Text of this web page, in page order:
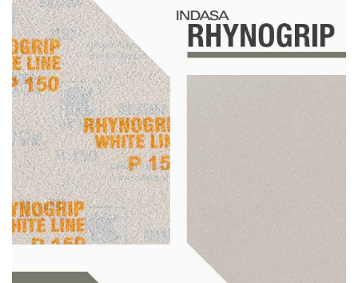
Schleif-Handpads
Zubehör/Hilfsmittel
Kleben & Beschichten
Abdecken
Spachteln
Lackieren
Polieren